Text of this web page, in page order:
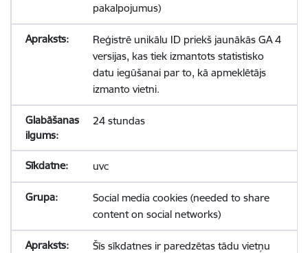
pakalpojumus)
Reģistrē unikālu ID priekš jaunākās GA 4
versijas, kas tiek izmantots statistisko
datu iegūšanai par to, kā apmeklētājs
izmanto vietni.
24 stundas
uvc
Social media cookies (needed to share
content on social networks)
Šīs sīkdatnes ir paredzētas tādu vietņu